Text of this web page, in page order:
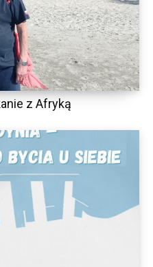
z Afryką